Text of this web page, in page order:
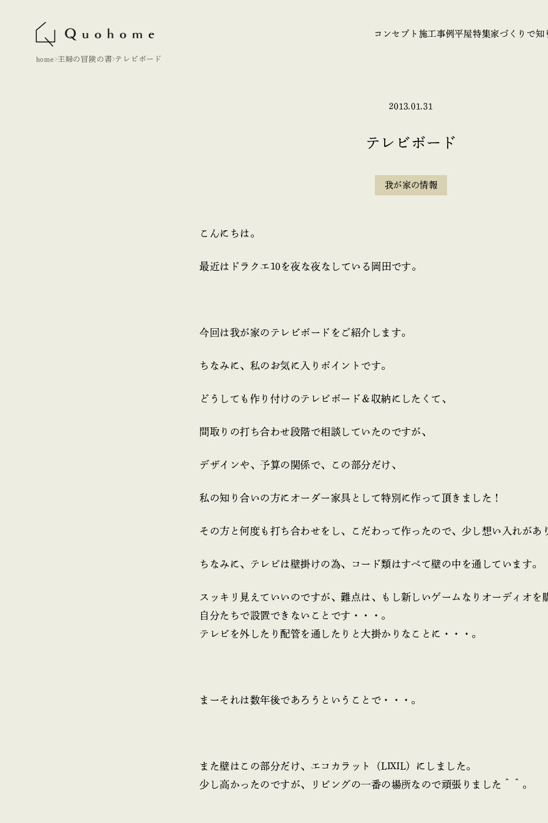
コンセプト 施工事例平屋特集家づくりで知
home 主婦の冒険の書 テレビボード
2013.01.31
テレビボード
我が家の情報
こんにちは。
最近はドラクエ10を夜な夜なしている岡田です。
今回は我が家のテレビボードをご紹介します。
ちなみに、私のお気に入りポイントです。
どうしても作り付けのテレビボード＆収納にしたくて、
間取りの打ち合わせ段階で相談していたのですが、
デザインや、予算の関係で、この部分だけ、
私の知り合いの方にオーダー家具として特別に作って頂きました！
その方と何度も打ち合わせをし、こだわって作ったので、少し想い入れがあ
ちなみに、テレビは壁掛けの為、コード類はすべて壁の中を通しています。
スッキリ見えていいのですが、難点は、もし新しいゲームなりオーディオを
自分たちで設置できないことです・・・。
テレビを外したり配管を通したりと大掛かりなことに・・・。
まーそれは数年後であろうということで・・・。
また壁はこの部分だけ、エコカラット（LIXIL）にしました。
少し高かったのですが、リビングの一番の場所なので頑張りました＾＾。